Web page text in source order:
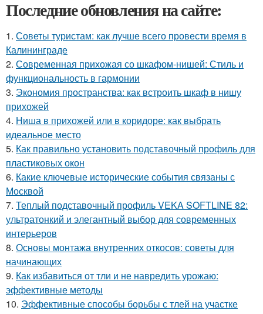
Последние обновления на сайте:
1. Советы туристам: как лучше всего провести время в
Калининграде
2. Современная прихожая со шкафом-нишей: Стиль и
функциональность в гармонии
3. Экономия пространства: как встроить шкаф в нишу
прихожей
4. Ниша в прихожей или в коридоре: как выбрать
идеальное место
5. Как правильно установить подставочный профиль для
пластиковых окон
6. Какие ключевые исторические события связаны с
Москвой
7. Теплый подставочный профиль VEKA SOFTLINE 82:
ультратонкий и элегантный выбор для современных
интерьеров
8. Основы монтажа внутренних откосов: советы для
начинающих
9. Как избавиться от тли и не навредить урожаю:
эффективные методы
10. Эффективные способы борьбы с тлей на участке